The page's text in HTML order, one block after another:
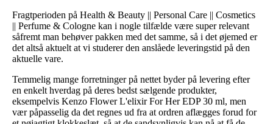
Fragtperioden på Health & Beauty || Personal Care || Cosmetics
|| Perfume & Cologne kan i nogle tilfælde være super relevant
såfremt man behøver pakken med det samme, så i det øjemed er
det altså aktuelt at vi studerer den anslåede leveringstid på den
aktuelle vare.
Temmelig mange forretninger på nettet byder på levering efter
en enkelt hverdag på deres bedst sælgende produkter,
eksempelvis Kenzo Flower L'elixir For Her EDP 30 ml, men
vær påpasselig da det regnes ud fra at ordren aflægges forud for